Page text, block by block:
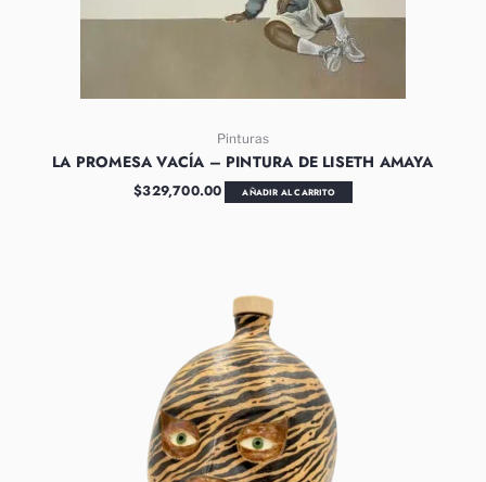
Pinturas
LA PROMESA VACÍA – PINTURA DE LISETH AMAYA
$329,700.00 AÑADIR AL CARRITO